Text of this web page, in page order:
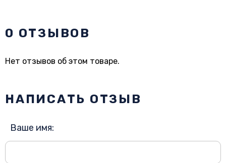
0 ОТЗЫВОВ
Нет отзывов об этом товаре.
НАПИСАТЬ ОТЗЫВ
Ваше имя: